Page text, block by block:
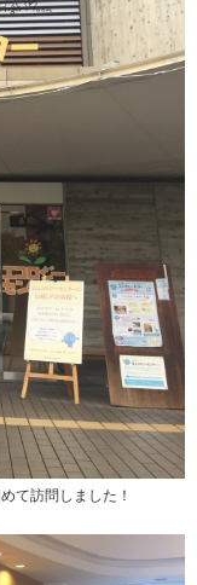
て訪問しました！